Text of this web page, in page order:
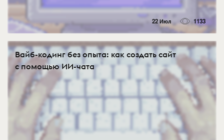
22 Июл 1133
Вайб-кодинг без опыта: как создать сайт
с помощью ИИ-чата